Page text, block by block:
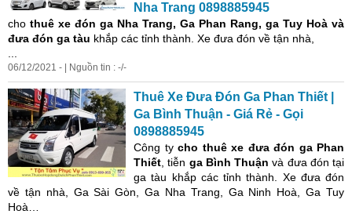
Nha Trang 0898885945
cho thuê xe đón ga Nha Trang, Ga Phan Rang, ga Tuy Hoà và
đưa đón ga tàu khắp các tỉnh thành. Xe đưa đón về tận nhà,
06/12/2021 - | Nguồn tin : -/-
Thuê Xe Đưa Đón Ga Phan Thiết |
Ga Bình Thuận - Giá Rẻ - Gọi
0898885945
Công ty cho thuê xe đưa đón ga Phan
Thiết , tiễn ga Bình Thuận và đưa đón tại
ga tàu khắp các tỉnh thành. Xe đưa đón
về tận nhà, Ga Sài Gòn, Ga Nha Trang, Ga Ninh Hoà, Ga Tuy
Hoà…